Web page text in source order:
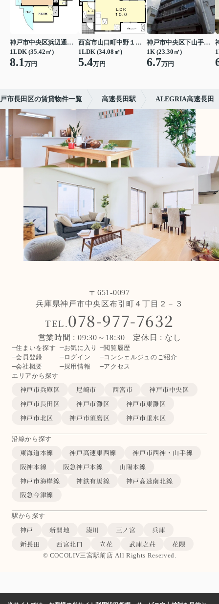
神戸市中央区浜辺通３丁目
1LDK (35.42㎡)
8.1万円
西宮市山口町中野１丁目
1LDK (34.08㎡)
5.4万円
神戸市中央区下山手通７丁目
1K (23.30㎡)
6.7万円
市長田区の賃貸物件一覧 高速長田駅 ALEGRIA高速長田
〒651-0097
兵庫県神戸市中央区布引町４丁目２－３
TEL.078-977-7632
営業時間 : 09:30～18:30 定休日 : なし
住まいを探す お気に入り
閲覧履歴
会員登録
ログイン
コンシェルジュのご紹介
会社概要
採用情報
アクセス
エリアから探す
神戸市兵庫区 尼崎市 西宮市
神戸市中央区
神戸市長田区
神戸市灘区
神戸市東灘区
神戸市北区
神戸市須磨区 神戸市垂水区
沿線から探す
東海道本線 神戸高速東西線
神戸市西神・山手線
阪神本線
阪急神戸本線
山陽本線
神戸市海岸線
神鉄有馬線
神戸高速南北線
阪急今津線
駅から探す
神戸 新開地 湊川 三ノ宮
兵庫
新長田
西宮北口 立花 武庫之荘 花隈
© COCOLIV三宮駅前店 All Rights Reserved.